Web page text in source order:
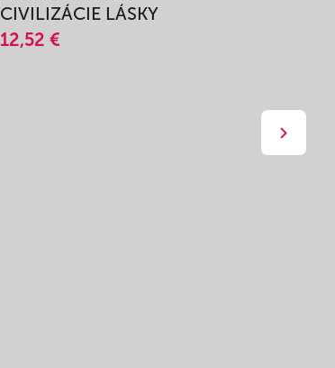
CIVILIZÁCIE LÁSKY
12,52 €